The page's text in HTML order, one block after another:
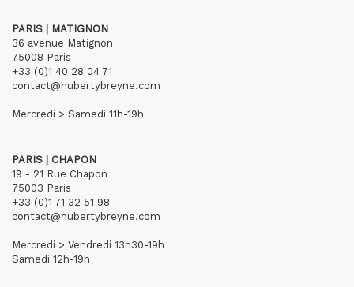
PARIS | MATIGNON
36 avenue Matignon
75008 Paris
+33 (0)1 40 28 04 71
contact@hubertybreyne.com
Mercredi > Samedi 11h-19h
PARIS | CHAPON
19 - 21 Rue Chapon
75003 Paris
+33 (0)1 71 32 51 98
contact@hubertybreyne.com
Mercredi > Vendredi 13h30-19h
Samedi 12h-19h